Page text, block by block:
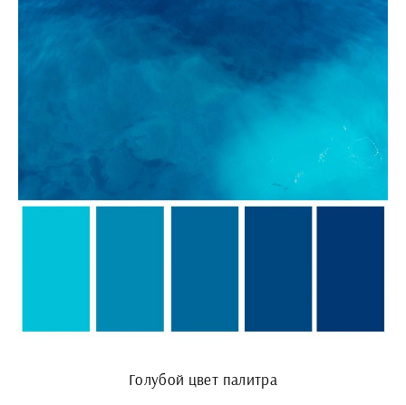
Голубой цвет палитра